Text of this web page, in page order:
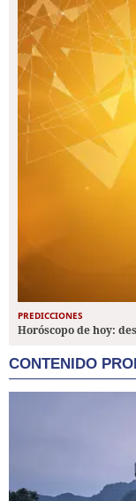
PREDICCIONES
Horóscopo de hoy:
CONTENIDO